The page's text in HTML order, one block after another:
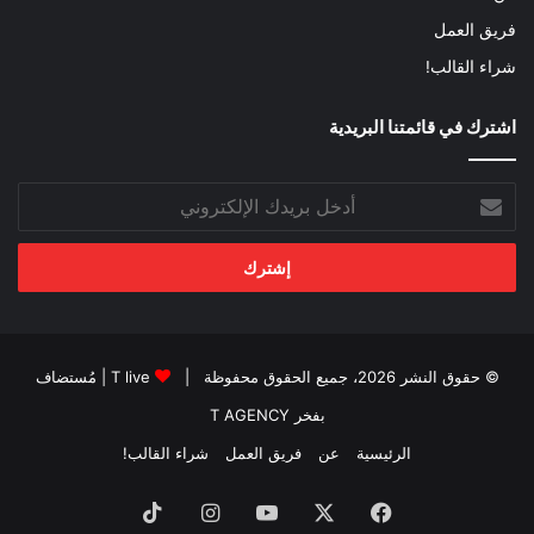
فريق العمل
شراء القالب!
اشترك في قائمتنا البريدية
بريدك
الإلكتروني
© حقوق النشر 2026، جميع الحقوق محفوظة | T live | مُستضاف
بفخر T AGENCY
الرئيسية
عن فريق العمل شراء القالب!
فيسبوك ‫YouTubeانستقرام